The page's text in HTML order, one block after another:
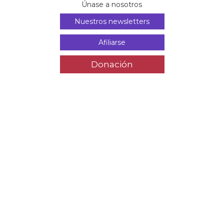
Únase a nosotros
Nuestros newsletters
Afiliarse
Donación